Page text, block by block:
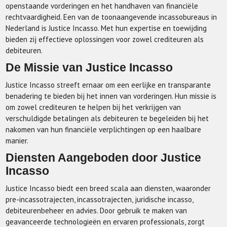
openstaande vorderingen en het handhaven van financiële
rechtvaardigheid. Een van de toonaangevende incassobureaus in
Nederland is Justice Incasso. Met hun expertise en toewijding
bieden zij effectieve oplossingen voor zowel crediteuren als
debiteuren.
De Missie van Justice Incasso
Justice Incasso streeft ernaar om een eerlijke en transparante
benadering te bieden bij het innen van vorderingen. Hun missie is
om zowel crediteuren te helpen bij het verkrijgen van
verschuldigde betalingen als debiteuren te begeleiden bij het
nakomen van hun financiële verplichtingen op een haalbare
manier.
Diensten Aangeboden door Justice
Incasso
Justice Incasso biedt een breed scala aan diensten, waaronder
pre-incassotrajecten, incassotrajecten, juridische incasso,
debiteurenbeheer en advies. Door gebruik te maken van
geavanceerde technologieën en ervaren professionals, zorgt